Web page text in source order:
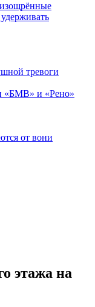
тревоги
«БМВ» и «Рено»
от вони
этажа на